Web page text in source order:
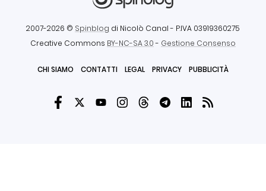
2007-2026 © Spinblog di Nicolò Canal - P.IVA 03919360275
Creative Commons BY-NC-SA 3.0- Gestione Consenso
CHI SIAMO CONTATTI LEGAL PRIVACY PUBBLICITÀ